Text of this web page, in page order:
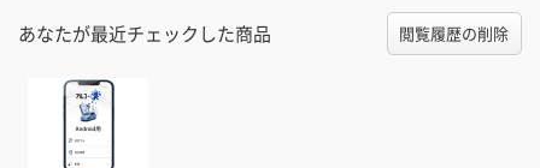
あなたが最近チェックした商品 閲覧履歴の削除